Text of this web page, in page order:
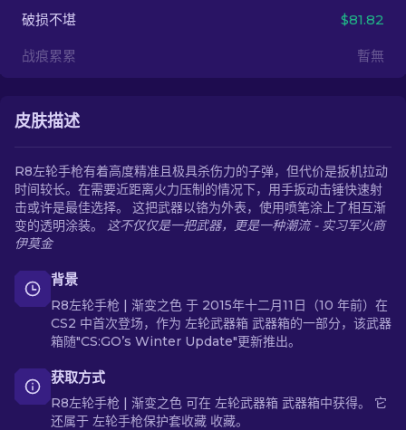
破损不堪 $81.82
战痕累累 暫無
皮肤描述
R8左轮手枪有着高度精准且极具杀伤力的子弹，但代价是扳机拉动
时间较长。在需要近距离火力压制的情况下，用手扳动击锤快速射
击或许是最佳选择。 这把武器以铬为外表，使用喷笔涂上了相互渐
变的透明涂装。 这不仅仅是一把武器，更是一种潮流 - 实习军火商
伊莫金
背景
R8左轮手枪 | 渐变之色 于 2015年十二月11日（10 年前）在
CS2 中首次登场，作为 左轮武器箱 武器箱的一部分，该武器
箱随"CS:GO’s Winter Update"更新推出。
获取方式
R8左轮手枪 | 渐变之色 可在 左轮武器箱 武器箱中获得。 它
还属于 左轮手枪保护套收藏 收藏。